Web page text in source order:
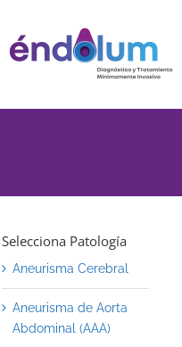
Selecciona Patología
Aneurisma Cerebral
Aneurisma de Aorta
Abdominal (AAA)